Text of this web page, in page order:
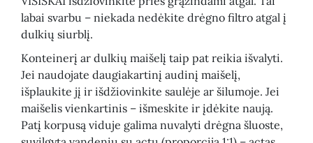
labai svarbu – niekada nedėkite drėgno filtro atgal į
dulkių siurblį.
Konteinerį ar dulkių maišelį taip pat reikia išvalyti.
Jei naudojate daugiakartinį audinį maišelį,
išplaukite jį ir išdžiovinkite saulėje ar šilumoje. Jei
maišelis vienkartinis – išmeskite ir įdėkite naują.
Patį korpusą viduje galima nuvalyti drėgna šluoste,